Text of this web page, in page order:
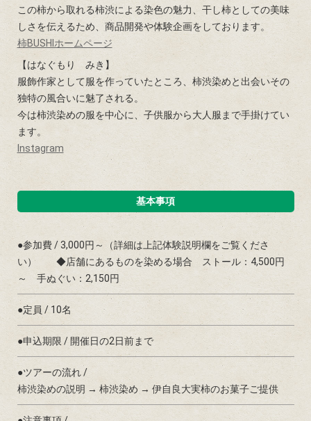
この柿から取れる柿渋による染色の魅力、干し柿としての美味
しさを伝えるため、商品開発や体験企画をしております。
柿BUSHIホームページ
【はなぐもり みき】
服飾作家として服を作っていたところ、柿渋染めと出会いその
独特の風合いに魅了される。
今は柿渋染めの服を中心に、子供服から大人服まで手掛けてい
ます。
Instagram
基本事項
●参加費 / 3,000円～（詳細は上記体験説明欄をご覧くださ
い） ◆店舗にあるものを染める場合 ストール：4,500円
～ 手ぬぐい：2,150円
●定員 / 10名
●申込期限 / 開催日の2日前まで
●ツアーの流れ /
柿渋染めの説明 → 柿渋染め → 伊自良大実柿のお菓子ご提供